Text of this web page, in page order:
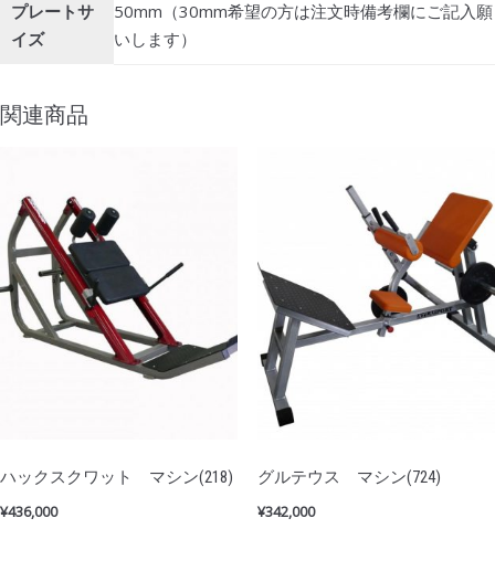
プレートサ
イズ
50mm（30mm希望の方は注文時備考欄にご記入願
いします）
関連商品
ハックスクワット マシン(218)
¥436,000
グルテウス マシン(724)
¥342,000